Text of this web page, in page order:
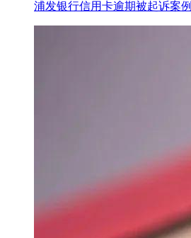
浦发银行信用卡逾期被起诉案例